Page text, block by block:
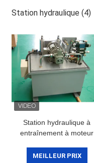
Station hydraulique (4)
Station hydraulique à
entraînement à moteur
MEILLEUR PRIX